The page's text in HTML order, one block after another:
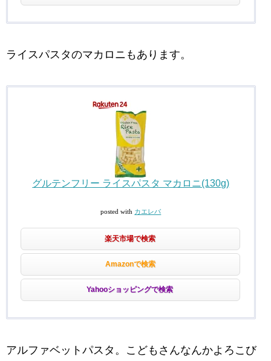
ライスパスタのマカロニもあります。
グルテンフリー ライスパスタ マカロニ(130g)
posted with カエレバ
楽天市場で検索
Amazonで検索
Yahooショッピングで検索
アルファベットパスタ。こどもさんなんかよろこび